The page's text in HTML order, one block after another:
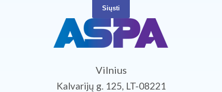
Siųsti
Vilnius
Kalvarijų g. 125, LT-08221